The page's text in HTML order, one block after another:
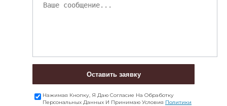
Оставить заявку
Нажимая Кнопку, Я Даю Согласие На Обработку
Персональных Данных И Принимаю Условия Политики